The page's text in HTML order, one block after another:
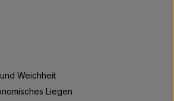
Weichheit
Liegen